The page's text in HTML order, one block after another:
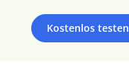
Kostenlos testen